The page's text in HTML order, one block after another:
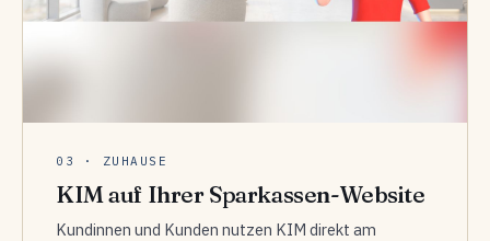
03 · ZUHAUSE
KIM auf Ihrer Sparkassen-Website
Kundinnen und Kunden nutzen KIM direkt am